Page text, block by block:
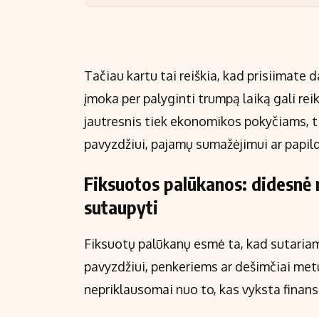
Tačiau kartu tai reiškia, kad prisiimate
įmoka per palyginti trumpą laiką gali
jautresnis tiek ekonomikos pokyčiams,
pavyzdžiui, pajamų sumažėjimui ar
Fiksuotos palūkanos:
sutaupyti
Fiksuotų palūkanų esmė ta, kad
pavyzdžiui, penkeriems ar dešimčiai
nepriklausomai nuo to, kas vyksta